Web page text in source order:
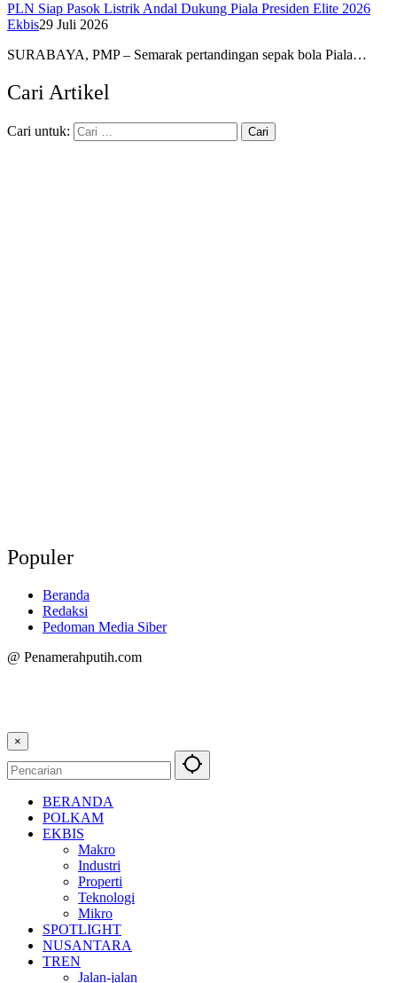
PLN Siap Pasok Listrik Andal Dukung Piala Presiden Elite 2026
Ekbis29 Juli 2026
SURABAYA, PMP – Semarak pertandingan sepak bola Piala…
Cari Artikel
Cari untuk:
Populer
Beranda
Redaksi
Pedoman Media Siber
@ Penamerahputih.com
×
BERANDA
POLKAM
EKBIS
Makro
Industri
Properti
Teknologi
Mikro
SPOTLIGHT
NUSANTARA
TREN
Jalan-jalan